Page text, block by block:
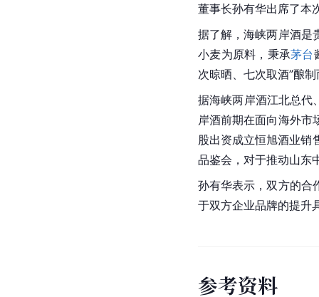
董事长孙有华出席了本
据了解，海峡两岸酒是
小麦为原料，秉承茅台
次晾晒、七次取酒”酿
据海峡两岸酒江北总代
岸酒前期在面向海外市
股出资成立恒旭酒业销
品鉴会，对于推动山东
孙有华表示，双方的合
于双方企业品牌的提升
参考资料